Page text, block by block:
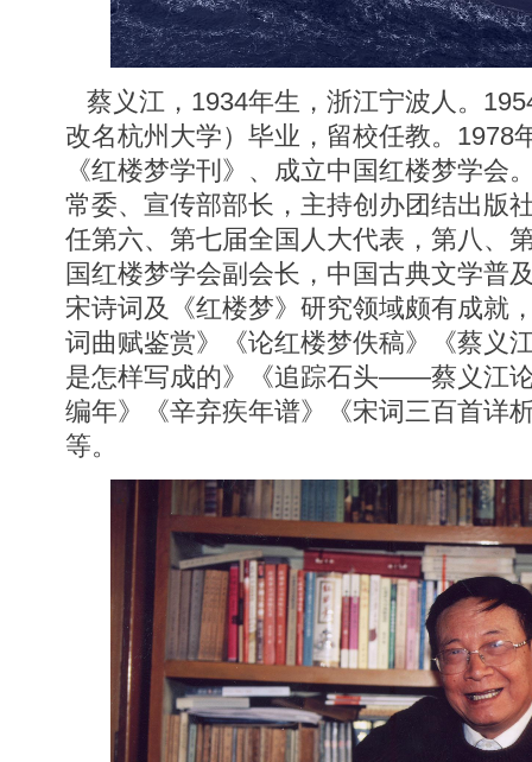
蔡义江，1934年生，浙江宁波人。
改名杭州大学）毕业，留校任教。1978
《红楼梦学刊》、成立中国红楼梦学会
常委、宣传部部长，主持创办团结出版
任第六、第七届全国人大代表，第八、
国红楼梦学会副会长，中国古典文学普
宋诗词及《红楼梦》研究领域颇有成就
词曲赋鉴赏》《论红楼梦佚稿》《蔡义
是怎样写成的》《追踪石头——蔡义江
编年》《辛弃疾年谱》《宋词三百首详
等。